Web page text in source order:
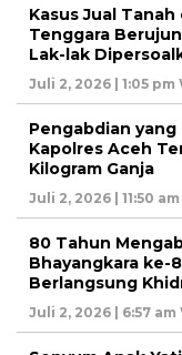
Kasus Jual
Tenggara
Lak-lak
Juli 2, 2026 | 1:05 pm
Pengabdian
Kapolres Aceh
Kilogram Ganja
Juli 2, 2026 | 11:50
80 Tahun
Bhayangkara ke-
Berlangsung
Juli 2, 2026 | 6:57 am